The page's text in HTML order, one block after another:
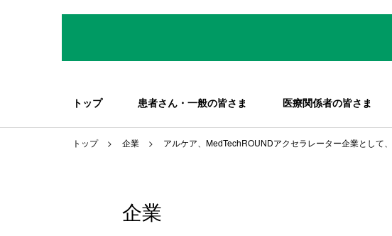
トップ 患者さん・一般の皆さま 医療関係者の皆さま
トップ 企業 アルケア、MedTechROUNDアクセラレーター企業として
企業